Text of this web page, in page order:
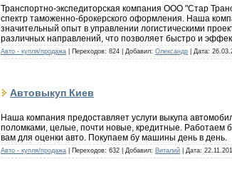
Транспортно-экспедиторская компания ООО "Стар
спектр таможенно-брокерского оформления. Наша
значительный опыт в управлении логистическими
различных направлений, что позволяет быстро и
Авто - купля/продажа | Переходов: 824 | Добавил: Олександр | Дата:
Автовыкуп Киев
Наша компания предоставляет услуги выкупа
поломками, целые, почти новые, кредитные. Работаем
вам для оценки авто. Покупаем бу машины день в день.
Авто - купля/продажа | Переходов: 632 | Добавил: Виталий | Дата: